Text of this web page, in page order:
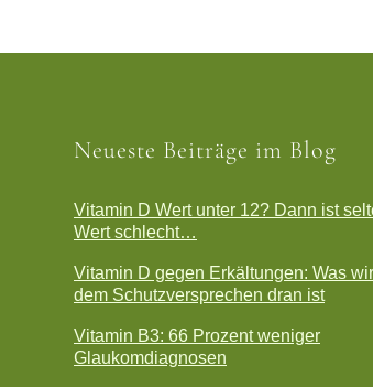
Neueste Beiträge im Blog
Vitamin D Wert unter 12? Dann ist
Wert schlecht…
Vitamin D gegen Erkältungen: Was
dem Schutzversprechen dran ist
Vitamin B3: 66 Prozent weniger
Glaukomdiagnosen